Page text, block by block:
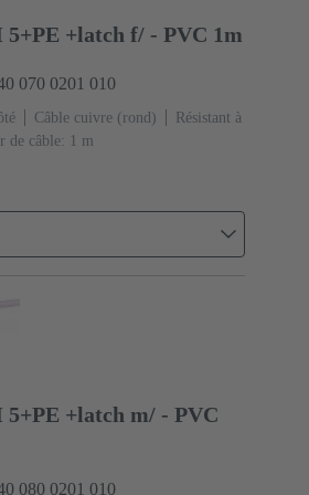
+latch f/ - PVC 1m
070 0201 010
Câble cuivre (rond)
Résistant à
de câble: 1 m
+latch m/ - PVC
080 0201 010